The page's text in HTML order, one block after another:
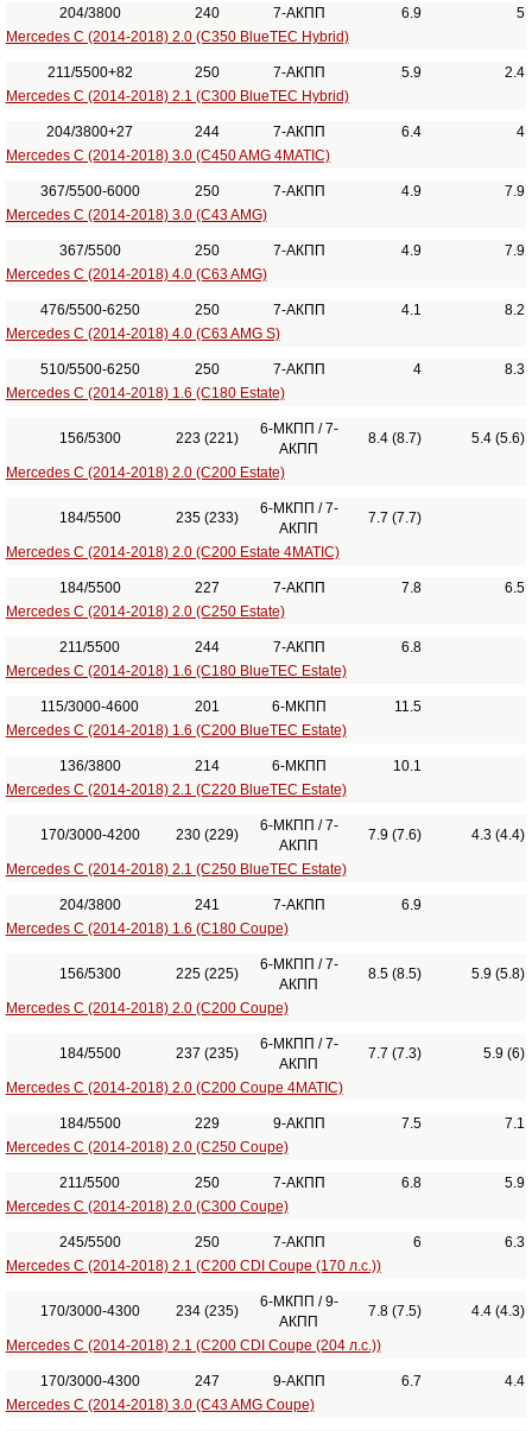
204/3800 240 7-АКПП 6.9
5
Mercedes C (2014-2018) 2.0 (C350 BlueTEC Hybrid)
211/5500+82 250 7-АКПП 5.9
2.4
Mercedes C (2014-2018) 2.1 (C300 BlueTEC Hybrid)
204/3800+27 244 7-АКПП 6.4
4
Mercedes C (2014-2018) 3.0 (C450 AMG 4MATIC)
367/5500-6000 250 7-АКПП 4.9
7.9
Mercedes C (2014-2018) 3.0 (C43 AMG)
367/5500 250 7-АКПП 4.9
7.9
Mercedes C (2014-2018) 4.0 (C63 AMG)
476/5500-6250 250 7-АКПП 4.1
8.2
Mercedes C (2014-2018) 4.0 (C63 AMG S)
510/5500-6250 250 7-АКПП 4
8.3
Mercedes C (2014-2018) 1.6 (C180 Estate)
156/5300 223 (221)
6-МКПП / 7-
АКПП
8.4 (8.7) 5.4 (5.6)
Mercedes C (2014-2018) 2.0 (C200 Estate)
184/5500 235 (233)
6-МКПП / 7-
АКПП
7.7 (7.7)
Mercedes C (2014-2018) 2.0 (C200 Estate 4MATIC)
184/5500 227 7-АКПП 7.8
6.5
Mercedes C (2014-2018) 2.0 (C250 Estate)
211/5500 244 7-АКПП
6.8
Mercedes C (2014-2018) 1.6 (C180 BlueTEC Estate)
115/3000-4600 201 6-МКПП
11.5
Mercedes C (2014-2018) 1.6 (C200 BlueTEC Estate)
136/3800 214 6-МКПП
10.1
Mercedes C (2014-2018) 2.1 (C220 BlueTEC Estate)
170/3000-4200 230 (229)
6-МКПП / 7-
АКПП
7.9 (7.6) 4.3 (4.4)
Mercedes C (2014-2018) 2.1 (C250 BlueTEC Estate)
204/3800 241 7-АКПП
6.9
Mercedes C (2014-2018) 1.6 (C180 Coupe)
156/5300 225 (225)
6-МКПП / 7-
АКПП
8.5 (8.5) 5.9 (5.8)
Mercedes C (2014-2018) 2.0 (C200 Coupe)
184/5500 237 (235)
6-МКПП / 7-
АКПП
7.7 (7.3) 5.9 (6)
Mercedes C (2014-2018) 2.0 (C200 Coupe 4MATIC)
184/5500 229 9-АКПП 7.5
7.1
Mercedes C (2014-2018) 2.0 (C250 Coupe)
211/5500 250 7-АКПП 6.8
5.9
Mercedes C (2014-2018) 2.0 (C300 Coupe)
245/5500 250 7-АКПП 6
6.3
Mercedes C (2014-2018) 2.1 (C200 CDI Coupe (170 л.с.))
170/3000-4300 234 (235)
6-МКПП / 9-
АКПП
7.8 (7.5) 4.4 (4.3)
Mercedes C (2014-2018) 2.1 (C200 CDI Coupe (204 л.с.))
170/3000-4300 247 9-АКПП 6.7
4.4
Mercedes C (2014-2018) 3.0 (C43 AMG Coupe)